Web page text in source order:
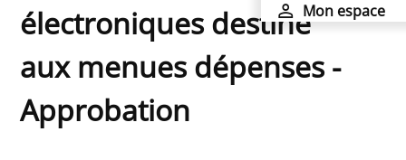
Mon espace
électroniques destiné
aux menues dépenses -
Approbation